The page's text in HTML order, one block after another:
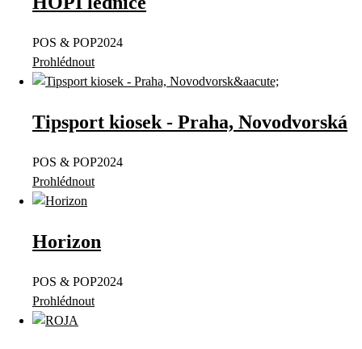
POS & POP2024
Prohlédnout
Tipsport kiosek - Praha, Novodvorská
POS & POP2024
Prohlédnout
Horizon
POS & POP2024
Prohlédnout